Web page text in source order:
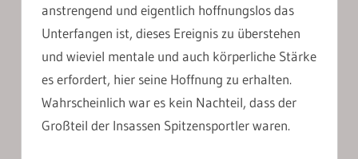
anstrengend und eigentlich hoffnungslos das
Unterfangen ist, dieses Ereignis zu überstehen
und wieviel mentale und auch körperliche Stärke
es erfordert, hier seine Hoffnung zu erhalten.
Wahrscheinlich war es kein Nachteil, dass der
Großteil der Insassen Spitzensportler waren.